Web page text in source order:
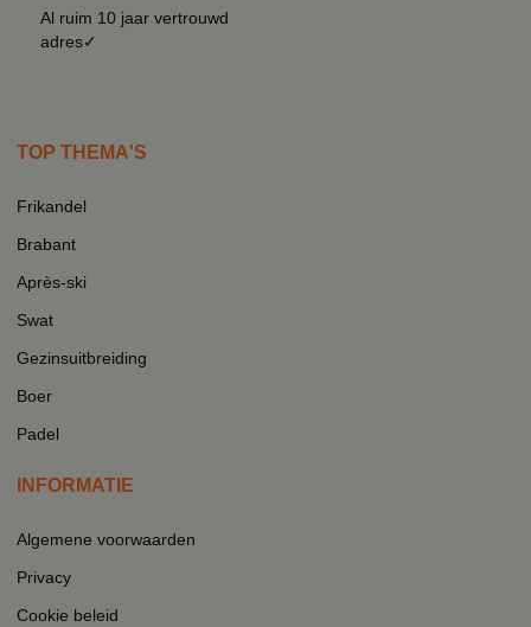
Al ruim 10 jaar vertrouwd
adres✓
TOP THEMA'S
Frikandel
Brabant
Après-ski
Swat
Gezinsuitbreiding
Boer
Padel
INFORMATIE
Algemene voorwaarden
Privacy
Cookie beleid